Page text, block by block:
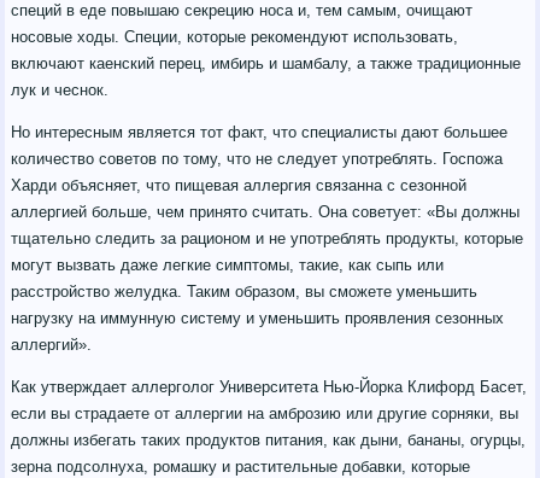
специй в еде повышаю секрецию носа и, тем самым, очищают
носовые ходы. Специи, которые рекомендуют использовать,
включают каенский перец, имбирь и шамбалу, а также традиционные
лук и чеснок.
Но интересным является тот факт, что специалисты дают большее
количество советов по тому, что не следует употреблять. Госпожа
Харди объясняет, что пищевая аллергия связанна с сезонной
аллергией больше, чем принято считать. Она советует: «Вы должны
тщательно следить за рационом и не употреблять продукты, которые
могут вызвать даже легкие симптомы, такие, как сыпь или
расстройство желудка. Таким образом, вы сможете уменьшить
нагрузку на иммунную систему и уменьшить проявления сезонных
аллергий».
Как утверждает аллерголог Университета Нью-Йорка Клифорд Басет,
если вы страдаете от аллергии на амброзию или другие сорняки, вы
должны избегать таких продуктов питания, как дыни, бананы, огурцы,
зерна подсолнуха, ромашку и растительные добавки, которые